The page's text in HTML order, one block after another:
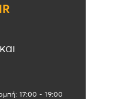
17:00 - 19:00